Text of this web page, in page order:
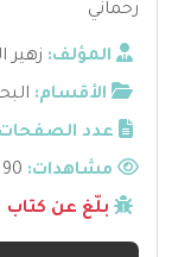
رحماني
المؤلف: زهير
الأقسام:
عدد
مشاهدات:
بلّغ عن كتاب